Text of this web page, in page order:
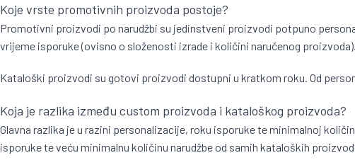
Koje vrste promotivnih proizvoda postoje?
Promotivni proizvodi po narudžbi su jedinstveni proizvodi potpuno
vrijeme isporuke (ovisno o složenosti izrade i količini naručenog proizvoda).
Kataloški proizvodi su gotovi proizvodi dostupni u kratkom roku. Od
Koja je razlika između custom proizvoda i kataloškog proizvoda?
Glavna razlika je u razini personalizacije, roku isporuke te minimalnoj
isporuke te veću minimalnu količinu narudžbe od samih kataloških